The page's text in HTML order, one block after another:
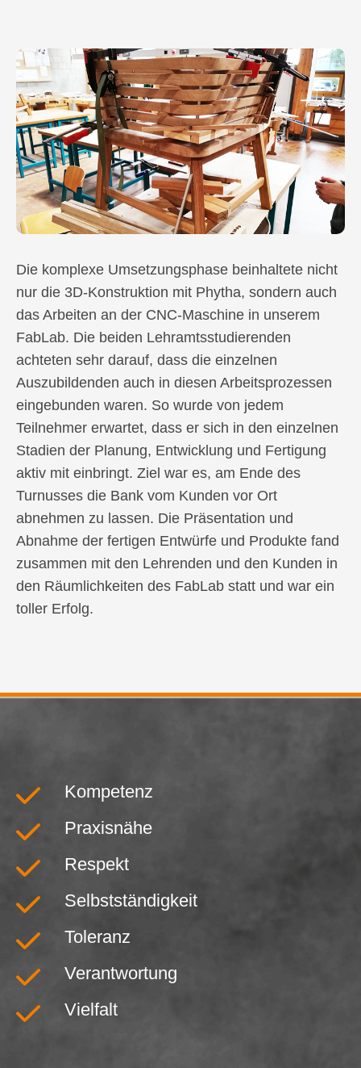
Die komplexe Umsetzungsphase beinhaltete nicht
nur die 3D-Konstruktion mit Phytha, sondern auch
das Arbeiten an der CNC-Maschine in unserem
FabLab. Die beiden Lehramtsstudierenden
achteten sehr darauf, dass die einzelnen
Auszubildenden auch in diesen Arbeitsprozessen
eingebunden waren. So wurde von jedem
Teilnehmer erwartet, dass er sich in den einzelnen
Stadien der Planung, Entwicklung und Fertigung
aktiv mit einbringt. Ziel war es, am Ende des
Turnusses die Bank vom Kunden vor Ort
abnehmen zu lassen. Die Präsentation und
Abnahme der fertigen Entwürfe und Produkte fand
zusammen mit den Lehrenden und den Kunden in
den Räumlichkeiten des FabLab statt und war ein
toller Erfolg.
Kompetenz
Praxisnähe
Respekt
Selbstständigkeit
Toleranz
Verantwortung
Vielfalt